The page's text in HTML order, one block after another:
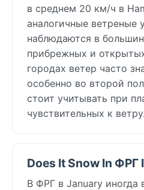
в среднем 20 км/ч в
аналогичные ветреные
наблюдаются в
прибрежных и
городах ветер часто
особенно во второй
стоит учитывать при
чувствительных к ветру.
Does It Snow In ФРГ
В ФРГ в January иногда